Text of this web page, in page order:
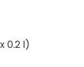
0.2 l)